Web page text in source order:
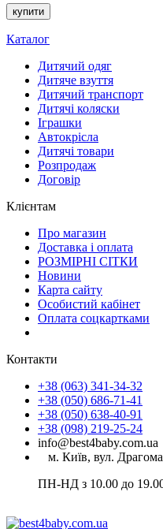
купити
Каталог
Дитячий одяг
Дитяче взуття
Дитячий транспорт
Дитячі коляски
Іграшки
Автокрісла
Дитячі товари
Розпродаж
Договір
Клієнтам
Про магазин
Доставка і оплата
РОЗМІРНІ СІТКИ
Новини
Карта сайту
Особистий кабінет
Оплата соцкартками
Контакти
+38 (063) 341-34-32
+38 (050) 686-71-41
+38 (050) 638-40-91
+38 (098) 219-25-24
info@best4baby.com.ua
м. Київ, вул.
ПН-НД з 10.00 до